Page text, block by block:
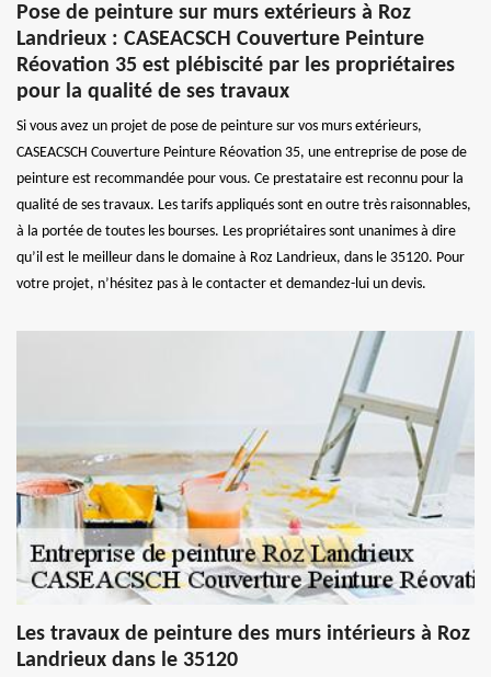
Pose de peinture sur murs extérieurs à Roz
Landrieux : CASEACSCH Couverture Peinture
Réovation 35 est plébiscité par les propriétaires
pour la qualité de ses travaux
Si vous avez un projet de pose de peinture sur vos murs extérieurs,
CASEACSCH Couverture Peinture Réovation 35, une entreprise de pose de
peinture est recommandée pour vous. Ce prestataire est reconnu pour la
qualité de ses travaux. Les tarifs appliqués sont en outre très raisonnables,
à la portée de toutes les bourses. Les propriétaires sont unanimes à dire
qu’il est le meilleur dans le domaine à Roz Landrieux, dans le 35120. Pour
votre projet, n’hésitez pas à le contacter et demandez-lui un devis.
Les travaux de peinture des murs intérieurs à Roz
Landrieux dans le 35120